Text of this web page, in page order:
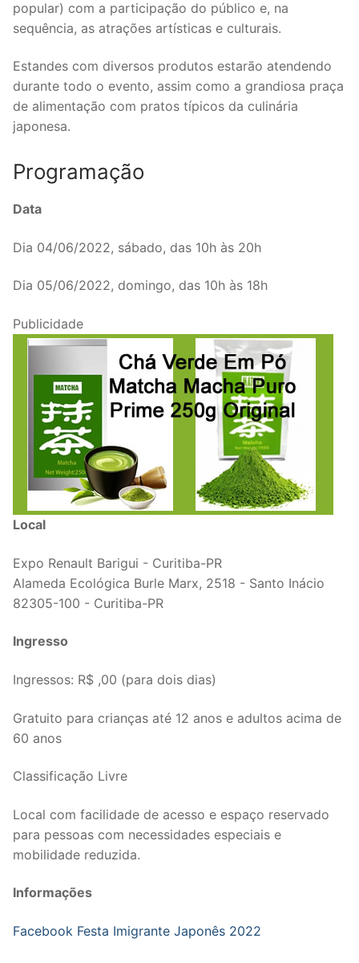
popular) com a participação do público e, na
sequência, as atrações artísticas e culturais.
Estandes com diversos produtos estarão atendendo
durante todo o evento, assim como a grandiosa praça
de alimentação com pratos típicos da culinária
japonesa.
Programação
Data
Dia 04/06/2022, sábado, das 10h às 20h
Dia 05/06/2022, domingo, das 10h às 18h
Publicidade
Local
Expo Renault Barigui - Curitiba-PR
Alameda Ecológica Burle Marx, 2518 - Santo Inácio
82305-100 - Curitiba-PR
Ingresso
Ingressos: R$ ,00 (para dois dias)
Gratuito para crianças até 12 anos e adultos acima de
60 anos
Classificação Livre
Local com facilidade de acesso e espaço reservado
para pessoas com necessidades especiais e
mobilidade reduzida.
Informações
Facebook Festa Imigrante Japonês 2022